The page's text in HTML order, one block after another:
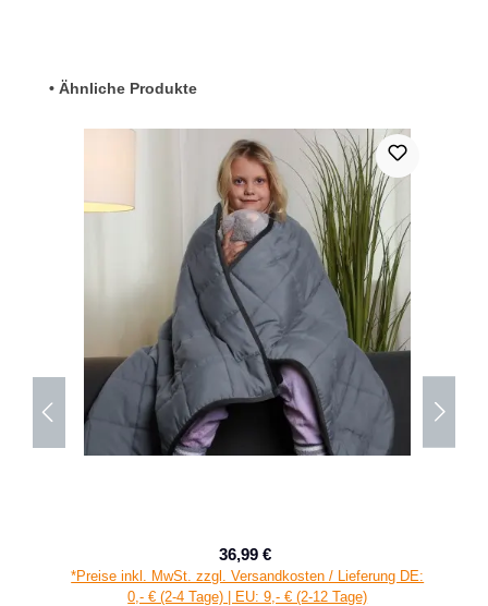
Produktgalerie überspringen
• Ähnliche Produkte
Verkaufspreis:
36,99 €
*Preise inkl. MwSt. zzgl. Versandkosten / Lieferung DE:
0,- € (2-4 Tage) | EU: 9,- € (2-12 Tage)